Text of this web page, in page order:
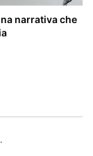
narrativa che